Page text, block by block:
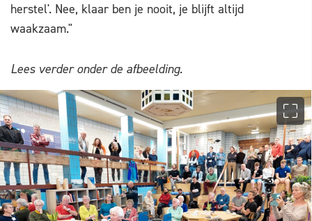
herstel'. Nee, klaar ben je nooit, je blijft altijd
waakzaam."
Lees verder onder de afbeelding.